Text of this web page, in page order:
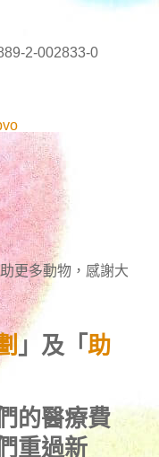
2-002833-0
更多動物，感謝大
」及「 助
的醫療費
重過新